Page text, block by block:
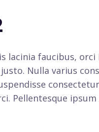
lacinia faucibus,
Nulla varius
Pellentesque